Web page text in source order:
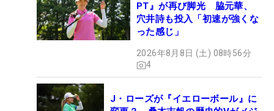
PT』が再び脚光 脇元華、
穴井詩も投入「初速が強くな
った感じ」
2026年8月8日 (土) 08時56分
4
J・ローズが『イエローボール』に